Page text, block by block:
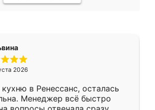
2026
в Ренессанс, осталась
Менеджер всё быстро